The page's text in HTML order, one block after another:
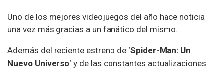
Uno de los mejores videojuegos del año hace noticia
una vez más gracias a un fanático del mismo.
Además del reciente estreno de ‘Spider-Man: Un
Nuevo Universo‘ y de las constantes actualizaciones